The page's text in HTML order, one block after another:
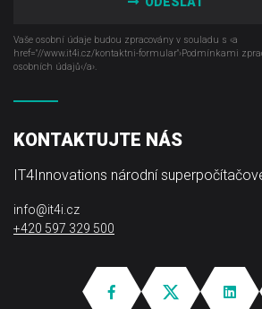
KONTAKTUJTE NÁS
IT4Innovations národní
info@it4i.cz
+420 597 329 500
Vaše osobní údaje budou zpracovány v souladu s ‹a
href="//www.it4i­.cz/kontaktni-formular"›Podmínkami
osobních údajů‹/a›.